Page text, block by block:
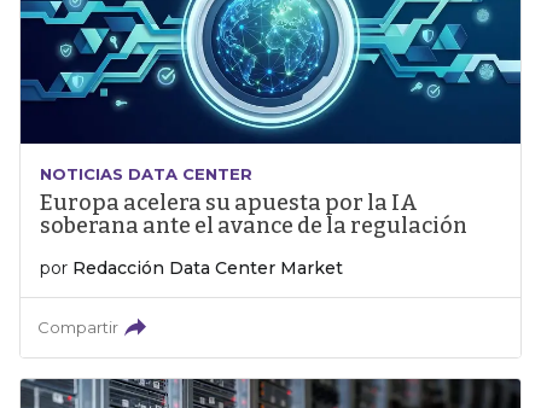
NOTICIAS DATA CENTER
Europa acelera su apuesta por la IA
soberana ante el avance de la regulación
por Redacción Data Center Market
Compartir